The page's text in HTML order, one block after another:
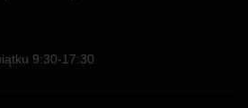
9:30-17:30